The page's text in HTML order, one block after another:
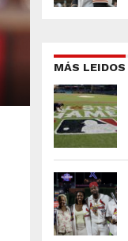
MÁS LEIDOS